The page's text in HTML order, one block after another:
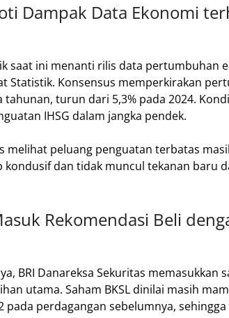
Dampak Data Ekonomi
saat ini menanti rilis data pertumbuhan
Statistik. Konsensus memperkirakan
tahunan, turun dari 5,3% pada 2024.
IHSG dalam jangka pendek.
melihat peluang penguatan terbatas
dan tidak muncul tekanan baru
Rekomendasi Beli
BRI Danareksa Sekuritas memasukkan
utama. Saham BKSL dinilai masih
pada perdagangan sebelumnya,